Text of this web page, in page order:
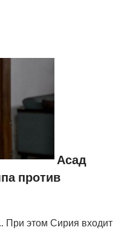
Асад
против
При этом Сирия входит